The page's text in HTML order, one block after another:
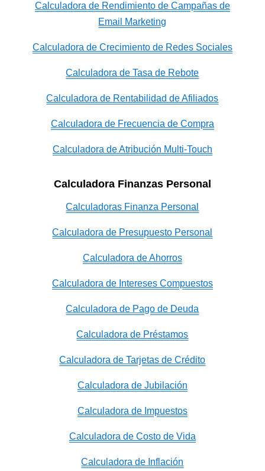
Calculadora de Rendimiento de Campañas de
Email Marketing
Calculadora de Crecimiento de Redes Sociales
Calculadora de Tasa de Rebote
Calculadora de Rentabilidad de Afiliados
Calculadora de Frecuencia de Compra
Calculadora de Atribución Multi-Touch
Calculadora Finanzas Personal
Calculadoras Finanza Personal
Calculadora de Presupuesto Personal
Calculadora de Ahorros
Calculadora de Intereses Compuestos
Calculadora de Pago de Deuda
Calculadora de Préstamos
Calculadora de Tarjetas de Crédito
Calculadora de Jubilación
Calculadora de Impuestos
Calculadora de Costo de Vida
Calculadora de Inflación